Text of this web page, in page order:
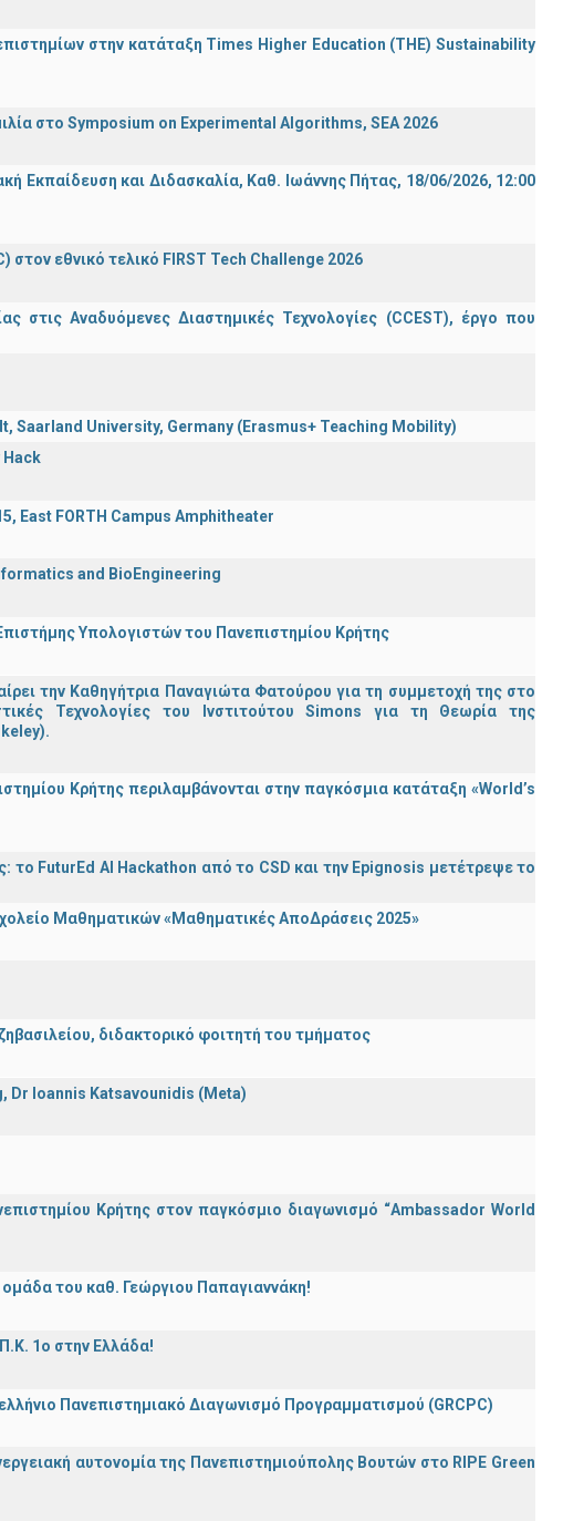
στην κατάταξη Times Higher Education (ΤΗΕ) Sustainability
στο Symposium on Experimental Algorithms, SEA 2026
Εκπαίδευση και Διδασκαλία, Καθ. Ιωάννης Πήτας, 18/06/2026, 12:00
εθνικό τελικό FIRST Tech Challenge 2026
στις Αναδυόμενες Διαστημικές Τεχνολογίες (CCEST), έργο που
Saarland University, Germany (Erasmus+ Teaching Mobility)
Hack
East FORTH Campus Amphitheater
and BioEngineering
Υπολογιστών του Πανεπιστημίου Κρήτης
την Καθηγήτρια Παναγιώτα Φατούρου για τη συμμετοχή της στο
Τεχνολογίες του Ινστιτούτου Simons για τη Θεωρία της
Κρήτης περιλαμβάνονται στην παγκόσμια κατάταξη «World’s
FuturEd AI Hackathon από το CSD και την Epignosis μετέτρεψε το
Μαθηματικών «Μαθηματικές ΑποΔράσεις 2025»
διδακτορικό φοιτητή του τμήματος
Dr Ioannis Katsavounidis (Meta)
Κρήτης στον παγκόσμιο διαγωνισμό “Ambassador World
του καθ. Γεώργιου Παπαγιαννάκη!
1ο στην Ελλάδα!
Πανεπιστημιακό Διαγωνισμό Προγραμματισμού (GRCPC)
αυτονομία της Πανεπιστημιούπολης Βουτών στο RIPE Green